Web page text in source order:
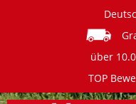
über
TOP